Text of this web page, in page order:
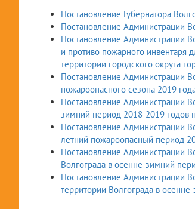
Постановление Губернатора
Постановление Администрации
Постановление Администрации
и противо пожарного инвентаря
территории городского округа
Постановление Администрации Волгограда № 258 от 15.03.2019 "О мерах по усилению пожарной безопасности в период
пожароопасного сезона 2019
Постановление Администрации
зимний период 2018-2019 годов
Постановление Администрации
летний пожароопасный период
Постановление Администрации
Волгограда в осенне-зимний
Постановление Администрации
территории Волгограда в